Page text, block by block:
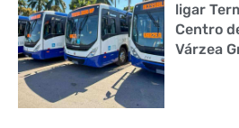
ligar
Centro
Várzea